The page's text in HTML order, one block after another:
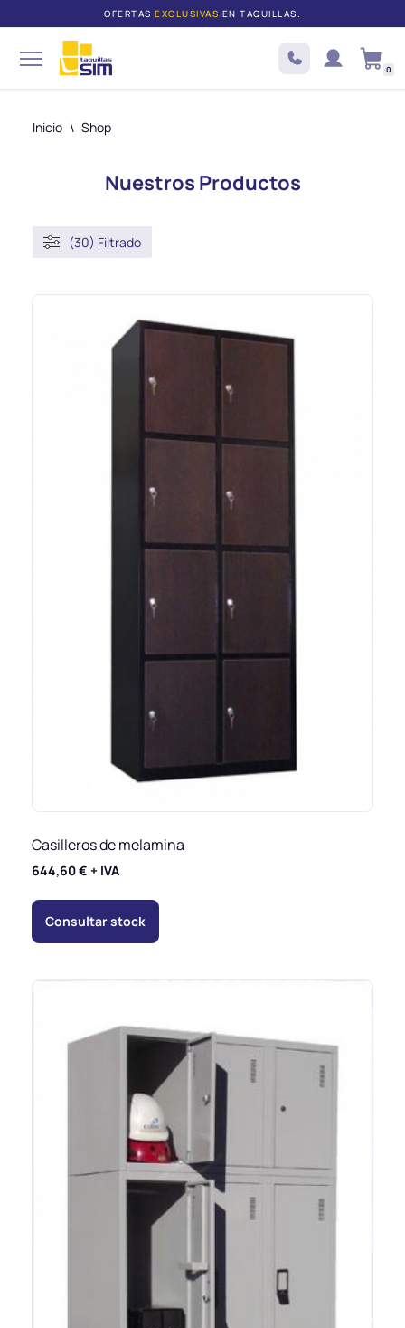
Saltar
al
OFERTAS EXCLUSIVAS EN TAQUILLAS.
0
Inicio \ Shop
Nuestros Productos
(30) Filtrado
Casilleros de melamina
644,60€ + IVA
Consultar stock